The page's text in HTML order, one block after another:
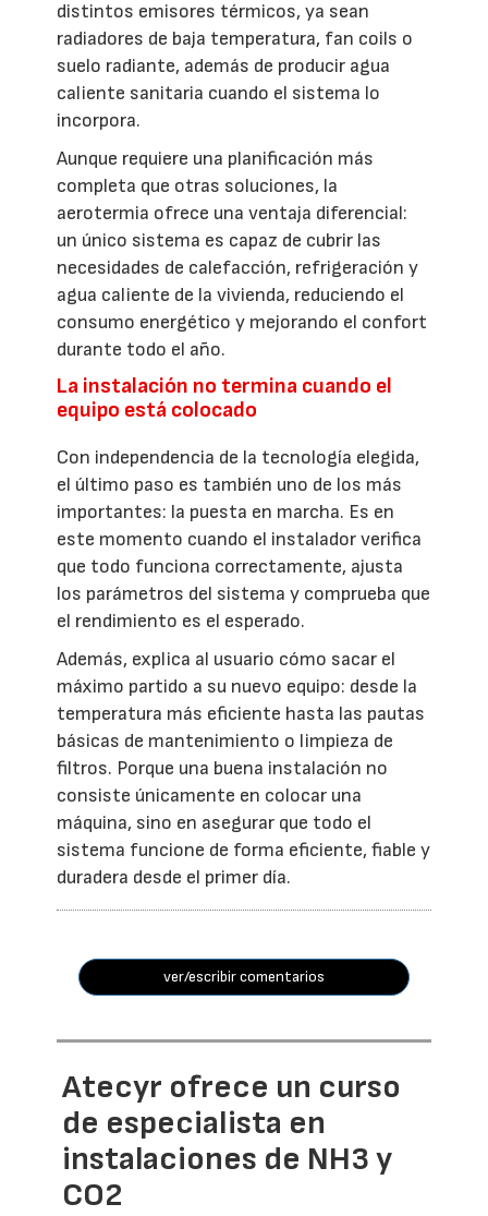
distintos emisores térmicos, ya sean
radiadores de baja temperatura, fan coils o
suelo radiante, además de producir agua
caliente sanitaria cuando el sistema lo
incorpora.
Aunque requiere una planificación más
completa que otras soluciones, la
aerotermia ofrece una ventaja diferencial:
un único sistema es capaz de cubrir las
necesidades de calefacción, refrigeración y
agua caliente de la vivienda, reduciendo el
consumo energético y mejorando el confort
durante todo el año.
La instalación no termina cuando el
equipo está colocado
Con independencia de la tecnología elegida,
el último paso es también uno de los más
importantes: la puesta en marcha. Es en
este momento cuando el instalador verifica
que todo funciona correctamente, ajusta
los parámetros del sistema y comprueba que
el rendimiento es el esperado.
Además, explica al usuario cómo sacar el
máximo partido a su nuevo equipo: desde la
temperatura más eficiente hasta las pautas
básicas de mantenimiento o limpieza de
filtros. Porque una buena instalación no
consiste únicamente en colocar una
máquina, sino en asegurar que todo el
sistema funcione de forma eficiente, fiable y
duradera desde el primer día.
ver/escribir comentarios
Atecyr ofrece un curso
de especialista en
instalaciones de NH3 y
CO2